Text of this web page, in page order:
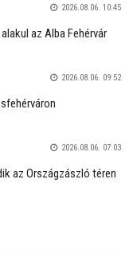
2026.08.06. 10:45
az Alba Fehérvár
2026.08.06. 09:52
2026.08.06. 07:03
az Országzászló téren